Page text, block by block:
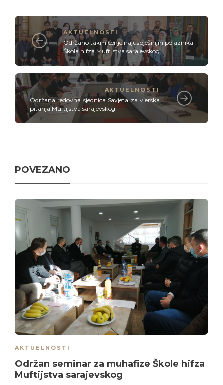
AKTUELNOSTI
Održano takmičenje najuspješnijih polaznika
Škola hifza Muftijstva sarajevskog
AKTUELNOSTI
Održana redovna sjednica Savjeta za vjerska
pitanja Muftijstva sarajevskog
POVEZANO
AKTUELNOSTI
Održan seminar za muhafize Škole hifza
Muftijstva sarajevskog